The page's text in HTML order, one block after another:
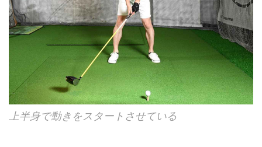
上半身で動きをスタートさせている